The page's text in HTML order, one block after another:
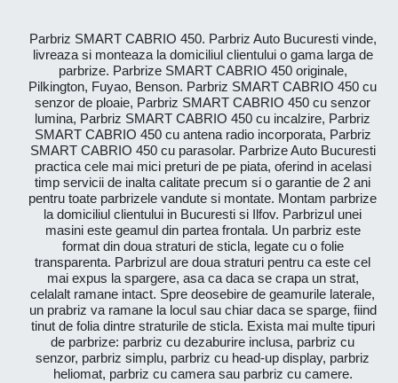
Parbriz SMART CABRIO 450. Parbriz Auto Bucuresti vinde,
livreaza si monteaza la domiciliul clientului o gama larga de
parbrize. Parbrize SMART CABRIO 450 originale,
Pilkington, Fuyao, Benson. Parbriz SMART CABRIO 450 cu
senzor de ploaie, Parbriz SMART CABRIO 450 cu senzor
lumina, Parbriz SMART CABRIO 450 cu incalzire, Parbriz
SMART CABRIO 450 cu antena radio incorporata, Parbriz
SMART CABRIO 450 cu parasolar. Parbrize Auto Bucuresti
practica cele mai mici preturi de pe piata, oferind in acelasi
timp servicii de inalta calitate precum si o garantie de 2 ani
pentru toate parbrizele vandute si montate. Montam parbrize
la domiciliul clientului in Bucuresti si Ilfov. Parbrizul unei
masini este geamul din partea frontala. Un parbriz este
format din doua straturi de sticla, legate cu o folie
transparenta. Parbrizul are doua straturi pentru ca este cel
mai expus la spargere, asa ca daca se crapa un strat,
celalalt ramane intact. Spre deosebire de geamurile laterale,
un prabriz va ramane la locul sau chiar daca se sparge, fiind
tinut de folia dintre straturile de sticla. Exista mai multe tipuri
de parbrize: parbriz cu dezaburire inclusa, parbriz cu
senzor, parbriz simplu, parbriz cu head-up display, parbriz
heliomat, parbriz cu camera sau parbriz cu camere.